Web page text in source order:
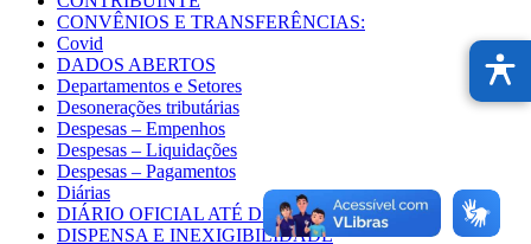
CONVÊNIOS E TRANSFERÊNCIAS:
Covid
DADOS ABERTOS
Departamentos e Setores
Desonerações tributárias
Despesas – Empenhos
Despesas – Liquidações
Despesas – Pagamentos
Diárias
DIÁRIO OFICIAL ATÉ DIA 21/03/2025
DISPENSA E INEXIGIBILIDADE